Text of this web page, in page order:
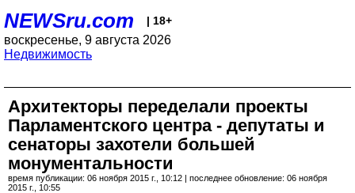
NEWSru.com | 18+
воскресенье, 9 августа 2026
Недвижимость
Архитекторы переделали проекты
Парламентского центра - депутаты и
сенаторы захотели большей
монументальности
время публикации: 06 ноября 2015 г., 10:12 | последнее обновление: 06 ноября
2015 г., 10:55